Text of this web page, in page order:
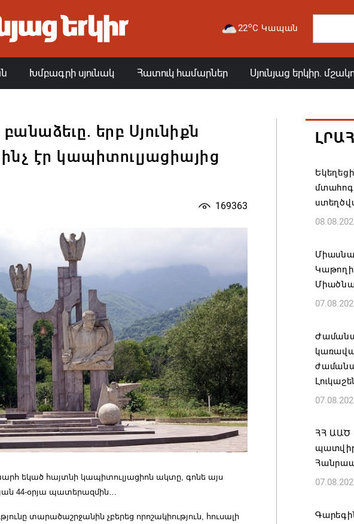
22oC Կապան
Խմբագրի սյունակ Հատուկ համարներ Սյունյաց երկիր.
բանաձեւը. երբ Սյունիքն
ինչ էր կապիտուլյացիայից
169363
եկած հայտնի կապիտուլյացիոն ակտը, գոնե այս
44-օրյա պատերազմին…
տարածաշրջանին չբերեց որոշակիություն, հուսալի
ՀՀ ԱԱԾ